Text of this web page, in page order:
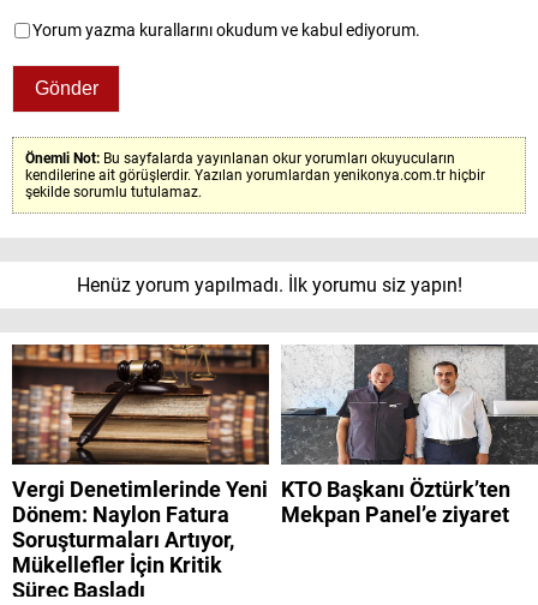
Yorum yazma kurallarını okudum ve kabul ediyorum.
Önemli Not: Bu sayfalarda yayınlanan okur yorumları okuyucuların
kendilerine ait görüşlerdir. Yazılan yorumlardan yenikonya.com.tr hiçbir
şekilde sorumlu tutulamaz.
Henüz yorum yapılmadı. İlk yorumu siz yapın!
Vergi Denetimlerinde Yeni
Dönem: Naylon Fatura
Soruşturmaları Artıyor,
Mükellefler İçin Kritik
Süreç Başladı
KTO Başkanı Öztürk’ten
Mekpan Panel’e ziyaret